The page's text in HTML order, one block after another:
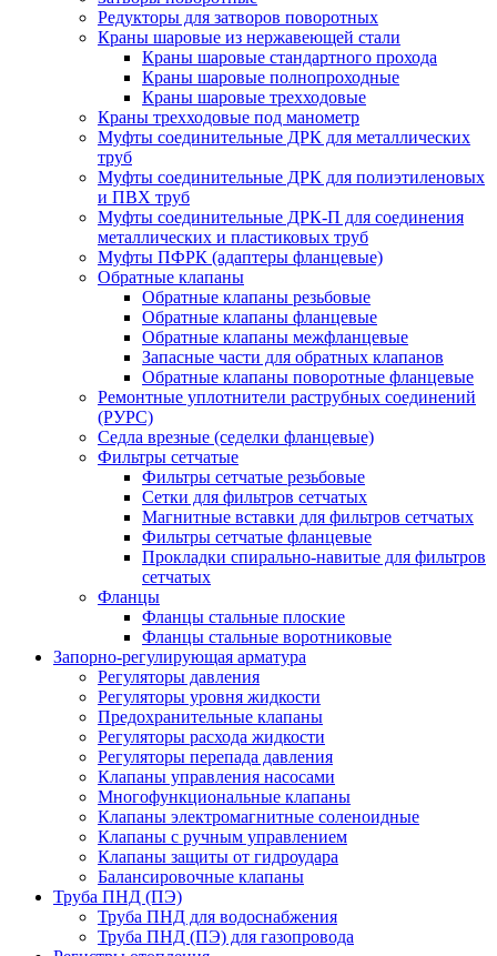
Редукторы для затворов поворотных
Краны шаровые из нержавеющей стали
Краны шаровые стандартного прохода
Краны шаровые полнопроходные
Краны шаровые трехходовые
Краны трехходовые под манометр
Муфты соединительные ДРК для металлических
труб
Муфты соединительные ДРК для полиэтиленовых
и ПВХ труб
Муфты соединительные ДРК-П для соединения
металлических и пластиковых труб
Муфты ПФРК (адаптеры фланцевые)
Обратные клапаны
Обратные клапаны резьбовые
Обратные клапаны фланцевые
Обратные клапаны межфланцевые
Запасные части для обратных клапанов
Обратные клапаны поворотные фланцевые
Ремонтные уплотнители раструбных соединений
(РУРС)
Седла врезные (седелки фланцевые)
Фильтры сетчатые
Фильтры сетчатые резьбовые
Сетки для фильтров сетчатых
Магнитные вставки для фильтров сетчатых
Фильтры сетчатые фланцевые
Прокладки спирально-навитые для фильтров
сетчатых
Фланцы
Фланцы стальные плоские
Фланцы стальные воротниковые
Запорно-регулирующая арматура
Регуляторы давления
Регуляторы уровня жидкости
Предохранительные клапаны
Регуляторы расхода жидкости
Регуляторы перепада давления
Клапаны управления насосами
Многофункциональные клапаны
Клапаны электромагнитные соленоидные
Клапаны с ручным управлением
Клапаны защиты от гидроудара
Балансировочные клапаны
Труба ПНД (ПЭ)
Труба ПНД для водоснабжения
Труба ПНД (ПЭ) для газопровода